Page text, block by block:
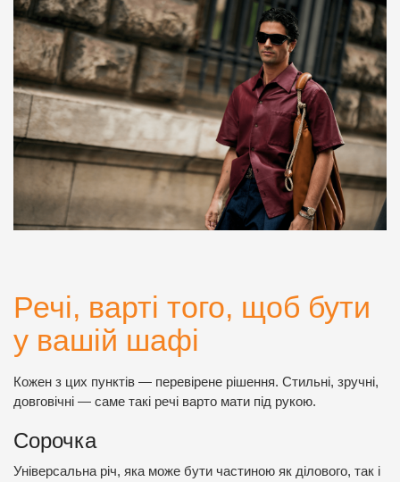
Речі, варті того, щоб бути
у вашій шафі
Кожен з цих пунктів — перевірене рішення. Стильні, зручні,
довговічні — саме такі речі варто мати під рукою.
Сорочка
Універсальна річ, яка може бути частиною як ділового, так і